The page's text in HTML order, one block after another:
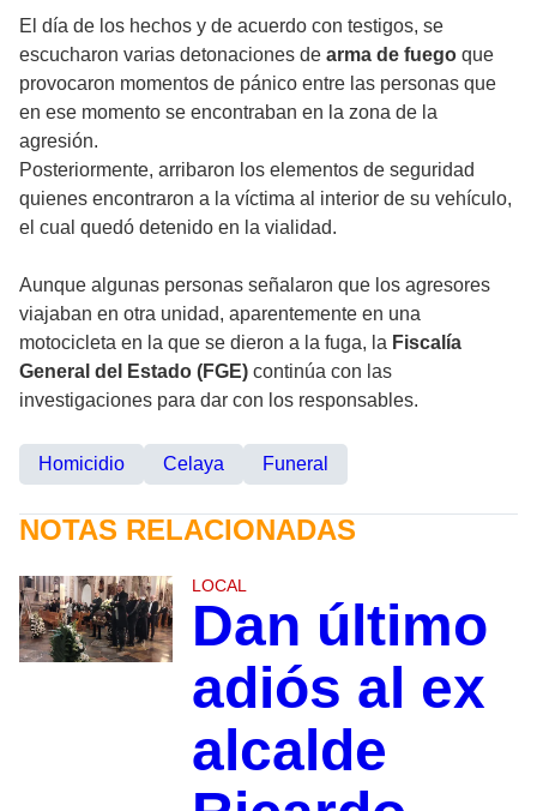
El día de los hechos y de acuerdo con testigos, se
escucharon varias detonaciones de arma de fuego que
provocaron momentos de pánico entre las personas que
en ese momento se encontraban en la zona de la
agresión.
Posteriormente, arribaron los elementos de seguridad
quienes encontraron a la víctima al interior de su vehículo,
el cual quedó detenido en la vialidad.
Aunque algunas personas señalaron que los agresores
viajaban en otra unidad, aparentemente en una
motocicleta en la que se dieron a la fuga, la Fiscalía
General del Estado (FGE) continúa con las
investigaciones para dar con los responsables.
Homicidio Celaya Funeral
NOTAS RELACIONADAS
LOCAL
Dan último
adiós al ex
alcalde